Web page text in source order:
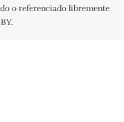
o referenciado libremente